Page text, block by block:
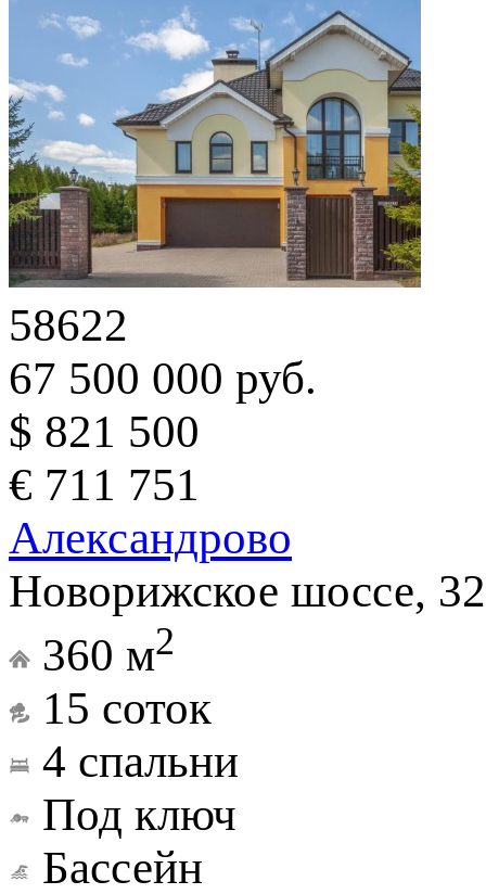
58622
67 500 000 руб.
$ 821 500
€ 711 751
Александрово
Новорижское шоссе,
360 м2
15 соток
4 спальни
Под ключ
Бассейн